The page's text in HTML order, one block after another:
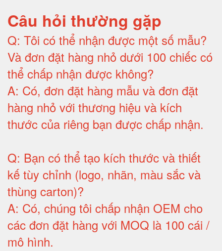
Câu hỏi thường gặp
Q: Tôi có thể nhận được một số mẫu?
Và đơn đặt hàng nhỏ dưới 100 chiếc có
thể chấp nhận được không?
A: Có, đơn đặt hàng mẫu và đơn đặt
hàng nhỏ với thương hiệu và kích
thước của riêng bạn được chấp nhận.
Q: Bạn có thể tạo kích thước và thiết
kế tùy chỉnh (logo, nhãn, màu sắc và
thùng carton)?
A: Có, chúng tôi chấp nhận OEM cho
các đơn đặt hàng với MOQ là 100 cái /
mô hình.